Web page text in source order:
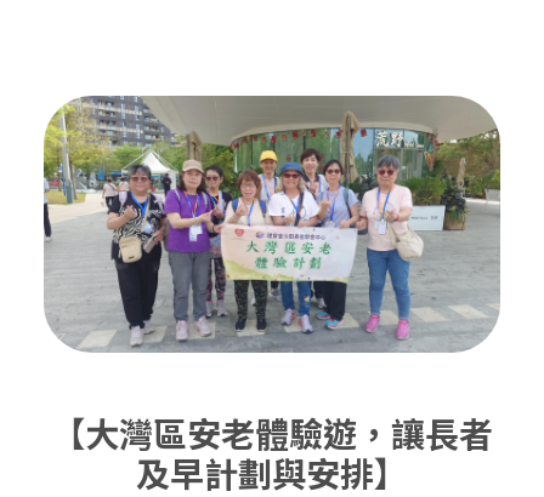
【大灣區安老體驗遊，讓長者
及早計劃與安排】